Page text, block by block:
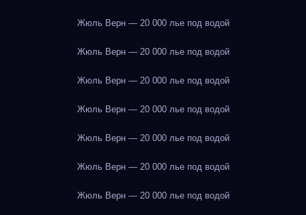
Жюль Верн — 20 000 лье под водой
Жюль Верн — 20 000 лье под водой
Жюль Верн — 20 000 лье под водой
Жюль Верн — 20 000 лье под водой
Жюль Верн — 20 000 лье под водой
Жюль Верн — 20 000 лье под водой
Жюль Верн — 20 000 лье под водой